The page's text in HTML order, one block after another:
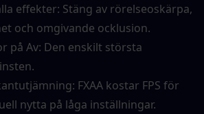
effekter: Stäng av rörelseoskärpa,
och omgivande ocklusion.
på Av: Den enskilt största
FXAA kostar FPS för
nytta på låga inställningar.